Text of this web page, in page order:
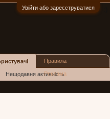
Увійти або зареєструватися
Нещодавня активність
Правила
Реклама